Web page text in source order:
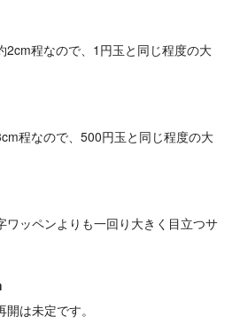
2cm程なので、1円玉と同じ程度の大
程なので、500円玉と同じ程度の大
ワッペンよりも一回り大きく目立つサ
は未定です。